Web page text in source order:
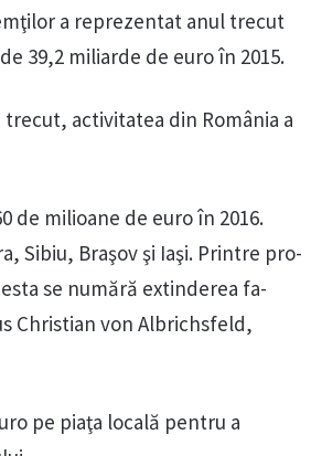
a reprezentat anul trecut
39,2 miliarde de euro în 2015.
trecut, activitatea din România a
de milioane de euro în 2016.
Sibiu, Braşov şi Iaşi. Printre pro­
se numără extinderea fa­
Chris­tian von Albrichsfeld,
pe piaţa locală pentru a